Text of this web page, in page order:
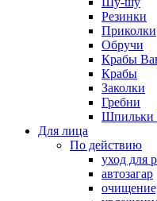
Резинки
Приколки
Обручи
Крабы
Крабы
Заколки
Гребни
Шпильки
Для лица
По действию
уход для
автозагар